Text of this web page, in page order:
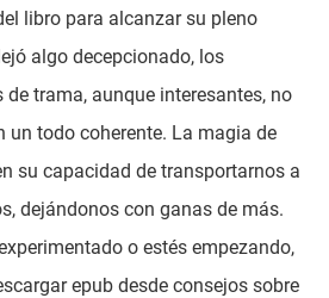
libro para alcanzar su pleno
algo decepcionado, los
trama, aunque interesantes, no
un todo coherente. La magia de
su capacidad de transportarnos a
dejándonos con ganas de más.
o estés empezando,
epub desde consejos sobre